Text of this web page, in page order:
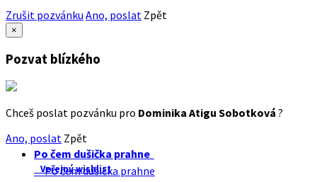
Zrušit pozvánku Ano, poslat Zpět
×
Pozvat blízkého
Chceš poslat pozvánku pro Dominika Atigu Sobotková ?
Ano, poslat Zpět
Po čem dušička prahne
Veřejný wishlist
Po čem dušička prahne